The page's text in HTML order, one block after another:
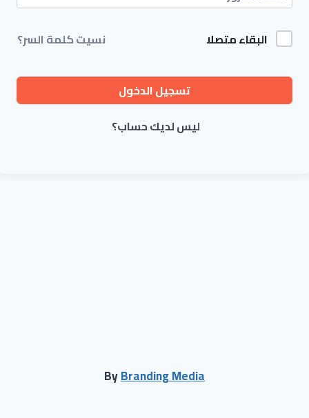
البقاء متصلا نسيت كلمة السر؟
تسجيل الدخول
ليس لديك حساب؟
ByBranding Media